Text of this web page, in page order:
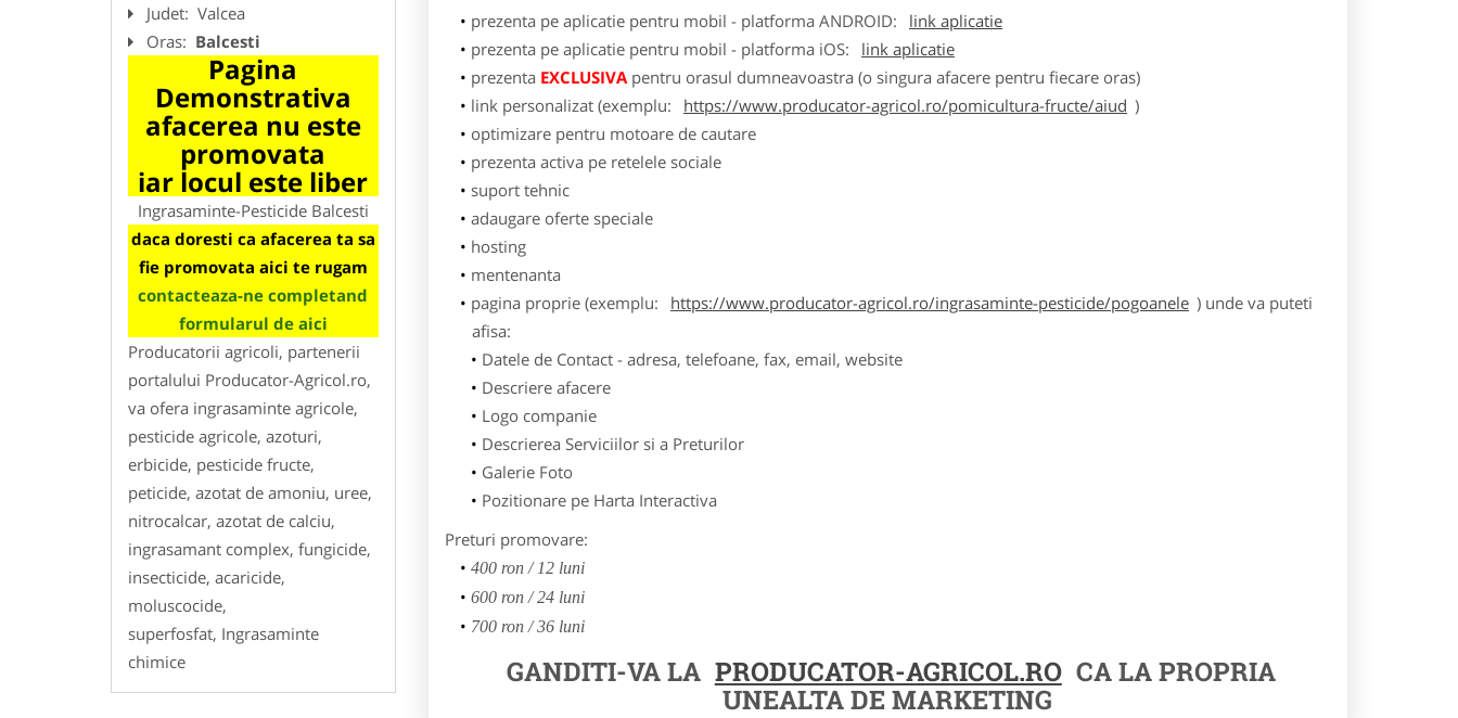
Judet: Valcea
Oras: Balcesti
Pagina
Demonstrativa
afacerea nu este
promovata
iar locul este liber
Ingrasaminte-Pesticide Balcesti
daca doresti ca afacerea ta sa
fie promovata aici te rugam
contacteaza-ne completand
formularul de aici
Producatorii agricoli, partenerii
portalului Producator-Agricol.ro,
va ofera ingrasaminte agricole,
pesticide agricole, azoturi,
erbicide, pesticide fructe,
peticide, azotat de amoniu, uree,
nitrocalcar, azotat de calciu,
ingrasamant complex, fungicide,
insecticide, acaricide,
moluscocide,
superfosfat, Ingrasaminte
chimice
prezenta pe aplicatie pentru mobil - platforma ANDROID:
link aplicatie
prezenta pe aplicatie pentru mobil - platforma iOS:
link aplicatie
prezenta EXCLUSIVApentru orasul dumneavoastra (o singura afacere pentru fiecare oras)
link personalizat (exemplu:
https://www.producator-agricol.ro/pomicultura-fructe/aiud )
optimizare pentru motoare de cautare
prezenta activa pe retelele sociale
suport tehnic
adaugare oferte speciale
hosting
mentenanta
pagina proprie (exemplu:
https://www.producator-agricol.ro/ingrasaminte-pesticide/pogoanele ) unde va puteti
afisa:
Datele de Contact - adresa, telefoane, fax, email, website
Descriere afacere
Logo companie
Descrierea Serviciilor si a Preturilor
Galerie Foto
Pozitionare pe Harta Interactiva
Preturi promovare:
400 ron / 12 luni
600 ron / 24 luni
700 ron / 36 luni
GANDITI-VA LA PRODUCATOR-AGRICOL.RO CA LA PROPRIA
UNEALTA DE MARKETING